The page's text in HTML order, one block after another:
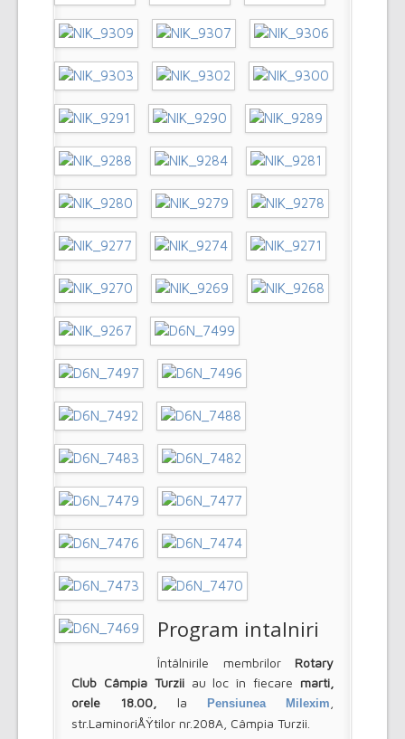
Program intalniri
Întâlnirile membrilor Rotary
Club Câmpia Turziiau loc în fiecare marti,
orele 18.00, la Pensiunea Milexim
str.LaminoriÅŸtilor nr.208A, Câmpia Turzii.